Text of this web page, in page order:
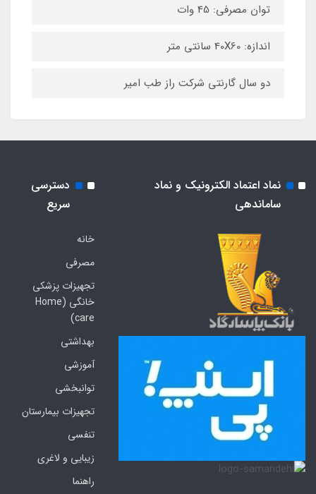
توان مصرفی: 45 وات
اندازه: 40X60 سانتی متر
دو سال گارنتی شرکت راز طب امیر
نماد اعتماد الکترونیک و نماد
ساماندهی
دسترسی
سریع
خانه
مصرفی
تجهیزات پزشکی
خانگی (Home
care)
بهداشتی
آموزشی
توانبخشی
تجهیزات بیمارستان
تنفسی
زیبایی و لاغری
راهنما